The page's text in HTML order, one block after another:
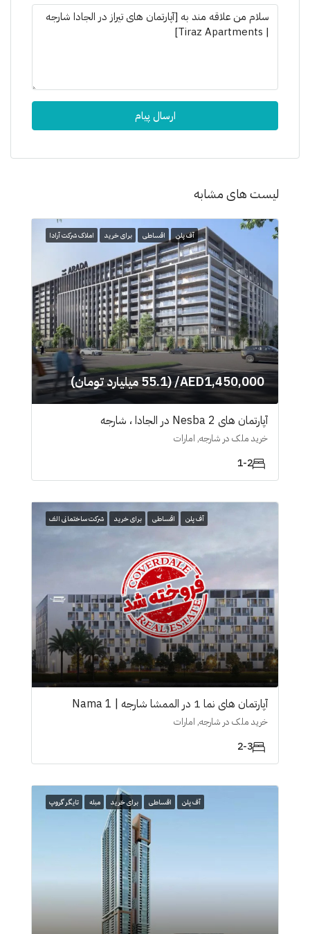
ارسال پیام
لیست های مشابه
آف پلن اقساطی برای خرید املاک شرکت آرادا
AED1,450,000/ (55.1 میلیارد تومان)
آپارتمان های Nesba 2 در الجادا ، شارجە
خرید ملک در شارجه, امارات
1-2
آف پلن اقساطی برای خرید شرکت ساختمانی الف
آپارتمان های نما 1 در الممشا شارجە | Nama 1
خرید ملک در شارجه, امارات
2-3
آف پلن اقساطی برای خرید مبله تایگر گروپ